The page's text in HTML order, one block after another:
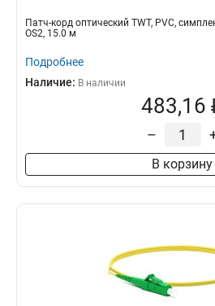
Патч-корд оптический TWT, PVC,
OS2, 15.0 м
Подробнее
Наличие: В наличии
483,16
–
В корзину